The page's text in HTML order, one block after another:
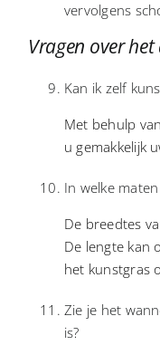
vervolgens
Vragen over
Kan ik zelf
Met behulp
u gemakkelijk
In welke
De breedtes
De lengte kan
het kunstgras
Zie je het
is?